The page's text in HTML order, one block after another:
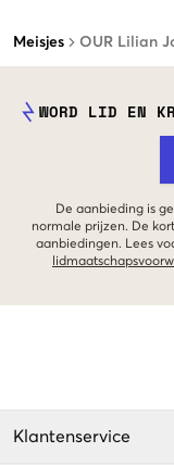
Meisjes OUR Lilian
WORD LID EN
De aanbieding is
normale prijzen. De
aanbiedingen. Lees
Klantenservice